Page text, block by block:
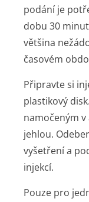
podání je
dobu 30
většina
časovém
Připravte si
plastikový
namočeným
jehlou.
vyšetření a
injekcí.
Pouze pro